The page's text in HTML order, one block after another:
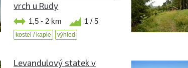
vrch u Rudy
1,5 - 2 km 1 / 5
kostel / kaple výhled
Levandulový statek v